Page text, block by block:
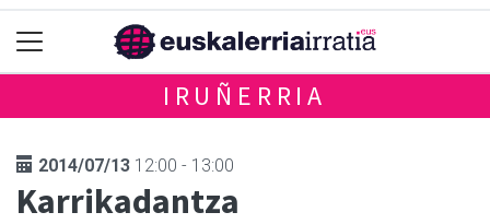
IRUÑERRIA
2014/07/13 12:00 - 13:00
Karrikadantza